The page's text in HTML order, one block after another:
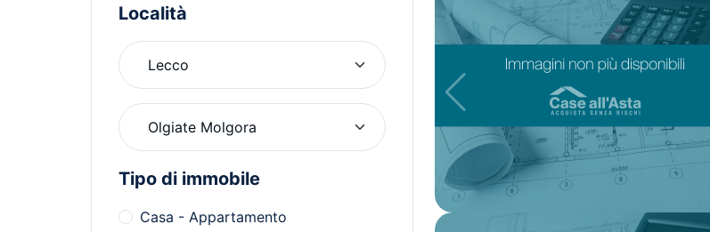
Località
Tipo di immobile
Casa - Appartamento